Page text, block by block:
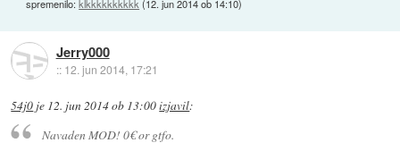
spremenilo:klkkkkkkkkkk (12. jun 2014 ob 14:10)
Jerry000
:: 12. jun 2014, 17:21
54j0 je 12. jun 2014 ob 13:00izjavil:
Navaden MOD! 0€ or gtfo.